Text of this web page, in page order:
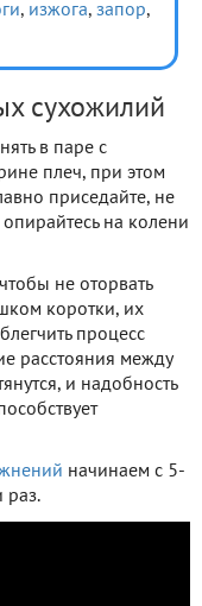
, изжога, запор,
сухожилий
в паре с
плеч, при этом
приседайте, не
на колени
не оторвать
коротки, их
процесс
расстояния между
и надобность
начинаем с 5-
раз.